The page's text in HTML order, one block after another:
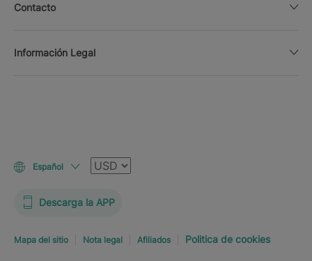
Contacto
Información Legal
Español Moneda
Descarga la APP
Mapa del sitio Nota legal Afiliados Politica de cookies